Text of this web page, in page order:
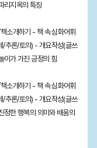
리지옥의 특징
소개하기 - 책 속 심화어휘
/추론/토의) - 개요작성(글쓰
이가 가진 긍정의 힘
소개하기 - 책 속 심화어휘
/추론/토의) - 개요작성(글쓰
정한 행복의 의미와 배움의